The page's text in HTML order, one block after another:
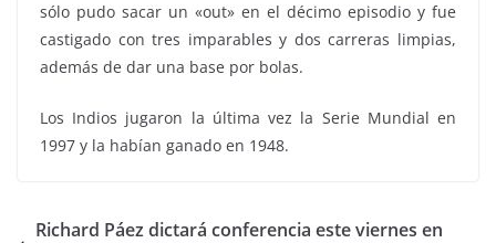
sólo pudo sacar un «out» en el décimo episodio y fue
castigado con tres imparables y dos carreras limpias,
además de dar una base por bolas.
Los Indios jugaron la última vez la Serie Mundial en
1997 y la habían ganado en 1948.
Richard Páez dictará conferencia este viernes en